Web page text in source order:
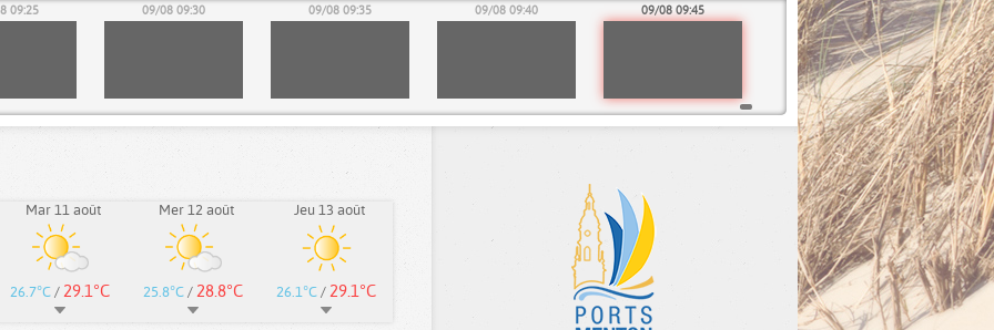
09:25 09/08 09:30 09/08 09:35 09/08 09:40 09/08 09:45
Mar 11 août
26.7°C / 29.1°C
Mer 12 août
25.8°C / 28.8°C
Jeu 13 août
26.1°C / 29.1°C